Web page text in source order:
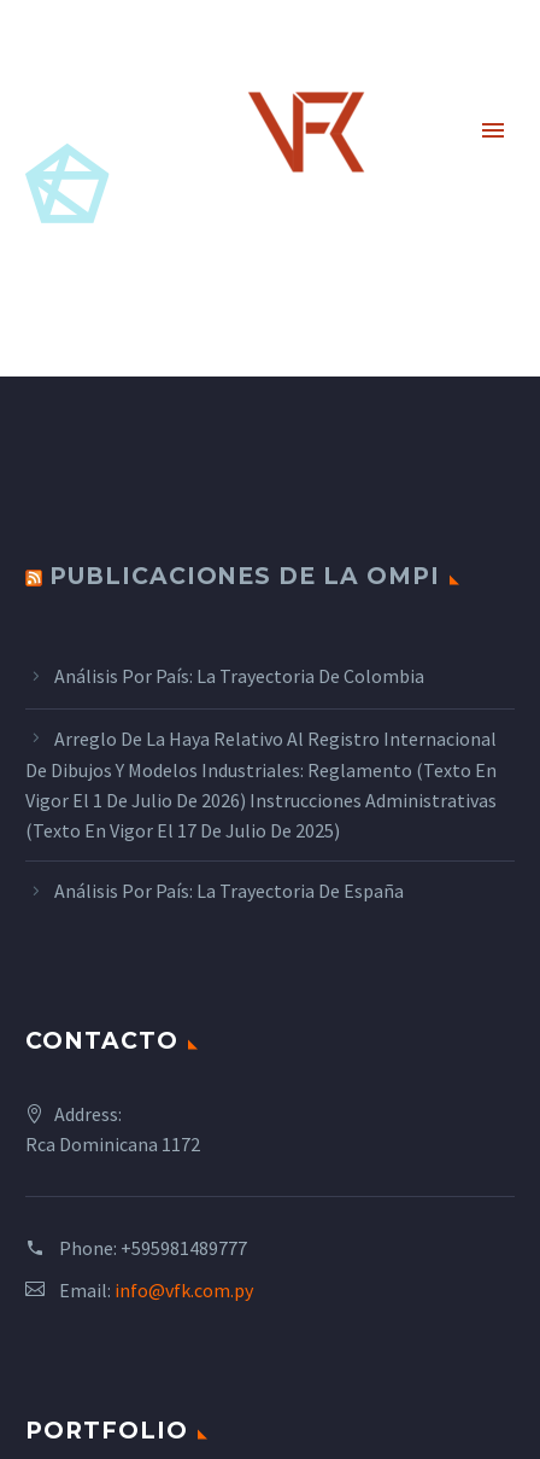
PUBLICACIONES DE LA OMPI
Análisis Por País: La Trayectoria De Colombia
Arreglo De La Haya Relativo Al Registro Internacional
De Dibujos Y Modelos Industriales: Reglamento (texto En
Vigor El 1 De Julio De 2026) Instrucciones Administrativas
(texto En Vigor El 17 De Julio De 2025)
Análisis Por País: La Trayectoria De España
CONTACTO
Address:
Rca Dominicana 1172
Phone: +595981489777
Email: info@vfk.com.py
PORTFOLIO